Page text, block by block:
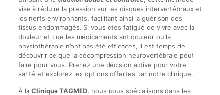
vise à réduire la pression sur les disques intervertébraux et
les nerfs environnants, facilitant ainsi la guérison des
tissus endommagés. Si vous êtes fatigué de vivre avec la
douleur et que les médicaments antidouleur ou la
physiothérapie n’ont pas été efficaces, il est temps de
découvrir ce que la décompression neurovertébrale peut
faire pour vous. Prenez une décision active pour votre
santé et explorez les options offertes par notre clinique.
À la Clinique TAGMED, nous nous spécialisons dans les